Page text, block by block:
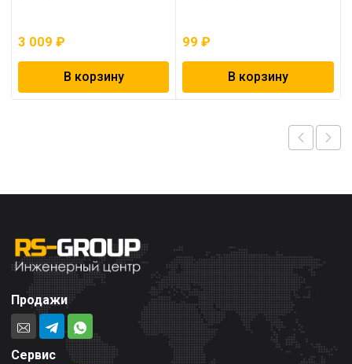
3 009 ₽
В корзину
99₽
В корзину
Продажи
Сервис